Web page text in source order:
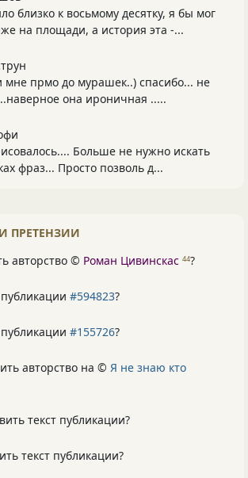
близко к восьмому десятку, я бы мог
на площади, а история эта -...
мне прмо до мурашек..) спасибо... не
она ироничная .....
Больше не нужно искать
фраз... Просто позволь д...
ПРЕТЕНЗИИ
авторство © Роман Цивинскас 44?
#594823?
#155726?
авторство на © Я не знаю кто
текст публикации?
текст публикации?